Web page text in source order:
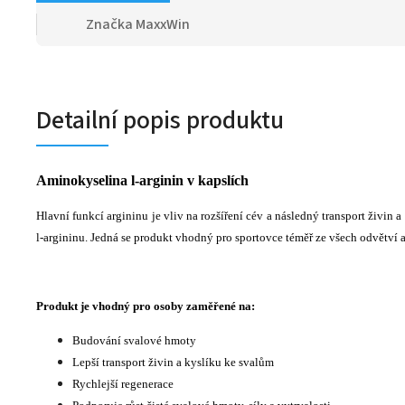
Značka MaxxWin
Detailní popis produktu
Aminokyselina l-arginin v kapslích
Hlavní funkcí argininu je vliv na rozšíření cév a následný transport živin
l-argininu. Jedná se produkt vhodný pro sportovce téměř ze všech
Produkt je vhodný pro osoby zaměřené na:
Budování svalové hmoty
Lepší transport živin a kyslíku ke svalům
Rychlejší regenerace